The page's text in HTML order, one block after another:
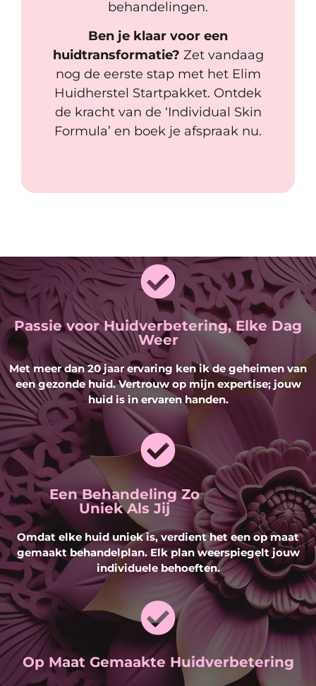
behandelingen.
Ben je klaar voor een
huidtransformatie? Zet vandaag
nog de eerste stap met het Elim
Huidherstel Startpakket. Ontdek
de kracht van de ‘Individual Skin
Formula’ en boek je afspraak nu.
Passie voor Huidverbetering, Elke Dag
Weer
Met meer dan 20 jaar ervaring ken ik de geheimen van
een gezonde huid. Vertrouw op mijn expertise; jouw
huid is in ervaren handen.
Een Behandeling Zo
Uniek Als Jij
Omdat elke huid uniek is, verdient het een op maat
gemaakt behandelplan. Elk plan weerspiegelt jouw
individuele behoeften.
Op Maat Gemaakte Huidverbetering